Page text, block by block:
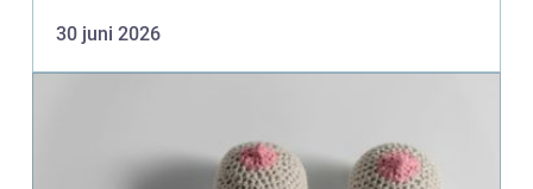
Emmaboda med omnejd bli...
30 juni 2026